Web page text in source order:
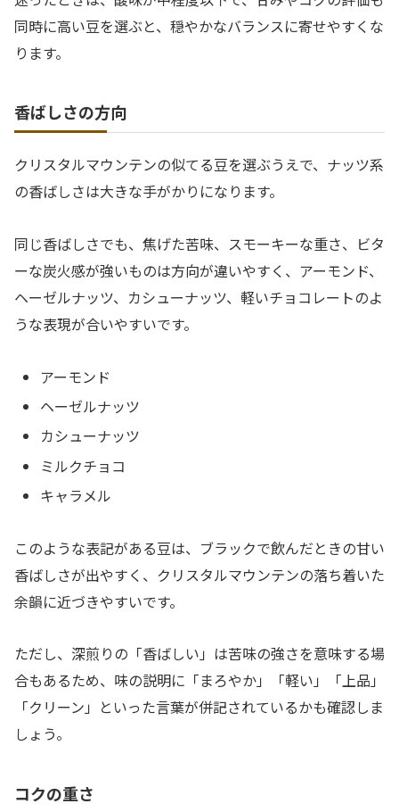
同時に高い豆を選ぶと、穏やかなバランスに寄せやすくな
ります。
香ばしさの方向
クリスタルマウンテンの似てる豆を選ぶうえで、ナッツ系
の香ばしさは大きな手がかりになります。
同じ香ばしさでも、焦げた苦味、スモーキーな重さ、ビタ
ーな炭火感が強いものは方向が違いやすく、アーモンド、
ヘーゼルナッツ、カシューナッツ、軽いチョコレートのよ
うな表現が合いやすいです。
アーモンド
ヘーゼルナッツ
カシューナッツ
ミルクチョコ
キャラメル
このような表記がある豆は、ブラックで飲んだときの甘い
香ばしさが出やすく、クリスタルマウンテンの落ち着いた
余韻に近づきやすいです。
ただし、深煎りの「香ばしい」は苦味の強さを意味する場
合もあるため、味の説明に「まろやか」「軽い」「上品」
「クリーン」といった言葉が併記されているかも確認しま
しょう。
コクの重さ